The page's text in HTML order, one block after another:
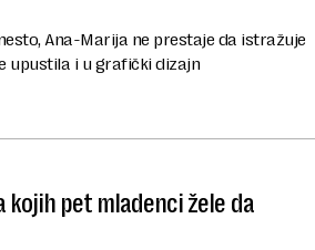
Ana-Marija ne prestaje da istražuje
upustila i u grafički dizajn
kojih pet mladenci žele da